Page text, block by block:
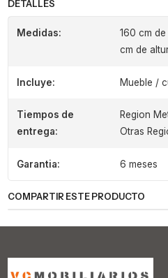
DETALLES
Medidas:
160 cm
cm de
Incluye: Mueble /
Tiempos de
entrega:
Region
Otras
Garantia: 6 meses
COMPARTIR ESTE PRODUCTO